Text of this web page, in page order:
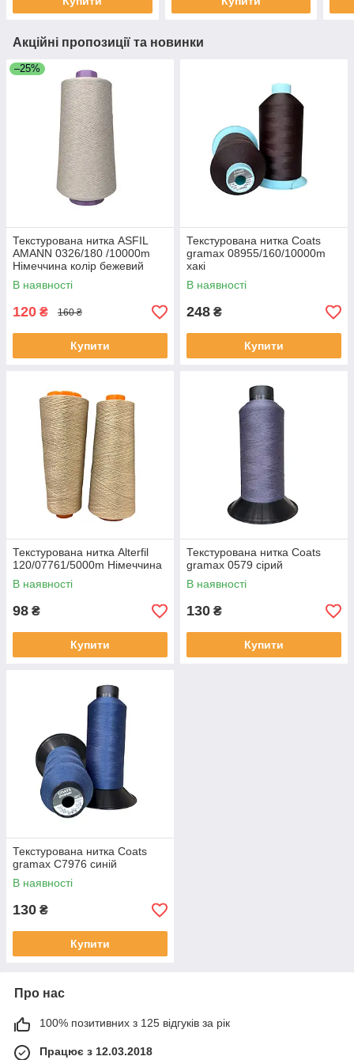
Акційні пропозиції та новинки
–25%
Текстурована нитка ASFIL
AMANN 0326/180 /10000m
Німеччина колір бежевий
В наявності
120 ₴ 160 ₴
Купити
Текстурована нитка Coats
gramax 08955/160/10000m
хакі
В наявності
248 ₴
Купити
Текстурована нитка Alterfil
120/07761/5000m Німеччина
В наявності
98 ₴
Купити
Текстурована нитка Coats
gramax 0579 сірий
В наявності
130 ₴
Купити
Текстурована нитка Coats
gramax C7976 синій
В наявності
130 ₴
Купити
Про нас
100% позитивних з 125 відгуків за рік
Працює з 12.03.2018